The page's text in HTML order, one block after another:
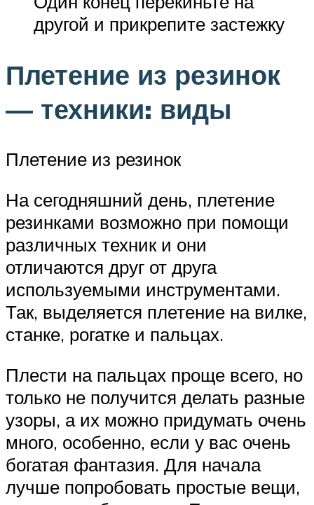
другой и прикрепите застежку
Плетение из резинок
— техники: виды
Плетение из резинок
На сегодняшний день, плетение
резинками возможно при помощи
различных техник и они
отличаются друг от друга
используемыми инструментами.
Так, выделяется плетение на вилке,
станке, рогатке и пальцах.
Плести на пальцах проще всего, но
только не получится делать разные
узоры, а их можно придумать очень
много, особенно, если у вас очень
богатая фантазия. Для начала
лучше попробовать простые вещи,